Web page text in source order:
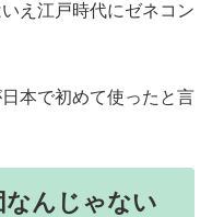
え江戸時代にゼネコン
本で初めて使ったと言
んじゃない